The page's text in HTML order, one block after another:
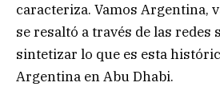
caracteriza. Vamos Argentina,
se resaltó a través de las redes
sintetizar lo que es esta
Argentina en Abu Dhabi.